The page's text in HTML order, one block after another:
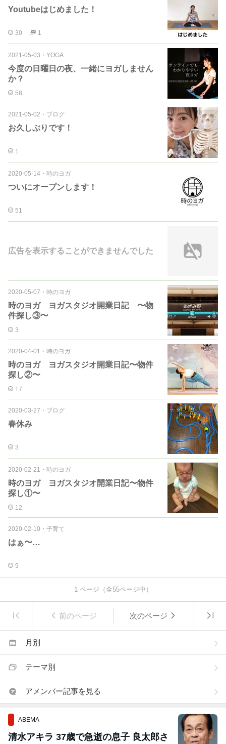
Youtubeはじめました！
30 1
2021-05-03 ・ YOGA
今度の日曜日の夜、一緒にヨガしません
か？
58
2021-05-02 ・ ブログ
お久しぶりです！
1
2020-05-14 ・ 時のヨガ
ついにオープンします！
51
広告を表示することができませんでした
2020-05-07 ・ 時のヨガ
時のヨガ ヨガスタジオ開業日記 〜物
件探し③〜
3
2020-04-01 ・ 時のヨガ
時のヨガ ヨガスタジオ開業日記〜物件
探し②〜
17
2020-03-27 ・ ブログ
春休み
3
2020-02-21 ・ 時のヨガ
時のヨガ ヨガスタジオ開業日記〜物件
探し①〜
12
2020-02-10 ・ 子育て
はぁ〜…
9
1ページ（全55ページ中）
前のページ 次のページ
月別
テーマ別
アメンバー記事を見る
ABEMA
清水アキラ 37歳で急逝の息子 良太郎さ